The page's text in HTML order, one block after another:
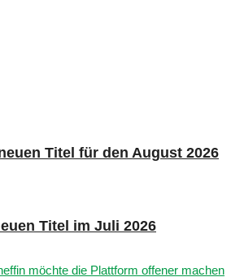
Titel für den August 2026
Titel im Juli 2026